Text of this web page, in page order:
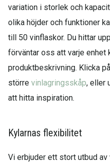
variation i storlek och
olika höjder och funktioner
till 50 vinflaskor. Du hittar
förväntar oss att varje enhet
produktbeskrivning. Klicka
större vinlagringsskåp, eller
att hitta inspiration.
Kylarnas flexibilitet
Vi erbjuder ett stort utbud